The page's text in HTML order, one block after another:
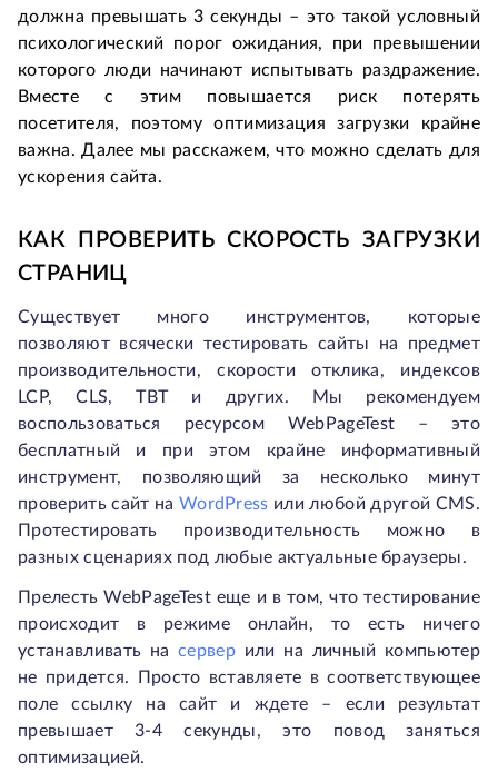
должна превышать 3 секунды – это такой условный
психологический порог ожидания, при превышении
которого люди начинают испытывать раздражение.
Вместе с этим повышается риск потерять
посетителя, поэтому оптимизация загрузки крайне
важна. Далее мы расскажем, что можно сделать для
ускорения сайта.
КАК ПРОВЕРИТЬ СКОРОСТЬ ЗАГРУЗКИ
СТРАНИЦ
Существует много инструментов, которые
позволяют всячески тестировать сайты на предмет
производительности, скорости отклика, индексов
LCP, CLS, TBT и других. Мы рекомендуем
воспользоваться ресурсом WebPageTest – это
бесплатный и при этом крайне информативный
инструмент, позволяющий за несколько минут
проверить сайт на WordPress или любой другой CMS.
Протестировать производительность можно в
разных сценариях под любые актуальные браузеры.
Прелесть WebPageTest еще и в том, что тестирование
происходит в режиме онлайн, то есть ничего
устанавливать насервер или на личный компьютер
не придется. Просто вставляете в соответствующее
поле ссылку на сайт и ждете – если результат
превышает 3-4 секунды, это повод заняться
оптимизацией.